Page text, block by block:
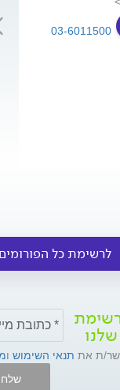
03-6011500
לרשימת כל הפורומים
ת את תנאי השימוש ו
שלח